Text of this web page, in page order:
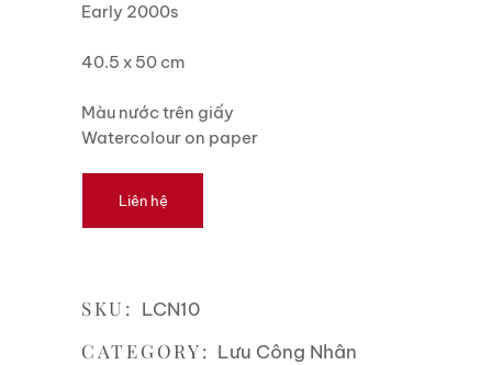
Early 2000s
40.5 x 50 cm
Màu nước trên giấy
Watercolour on paper
Liên hệ
SKU: LCN10
CATEGORY: Lưu Công Nhân